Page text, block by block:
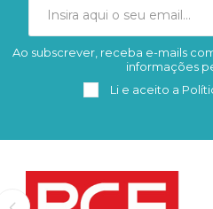
Subscrever
Ao subscrever, receba e-mails
informações
Li e aceito a